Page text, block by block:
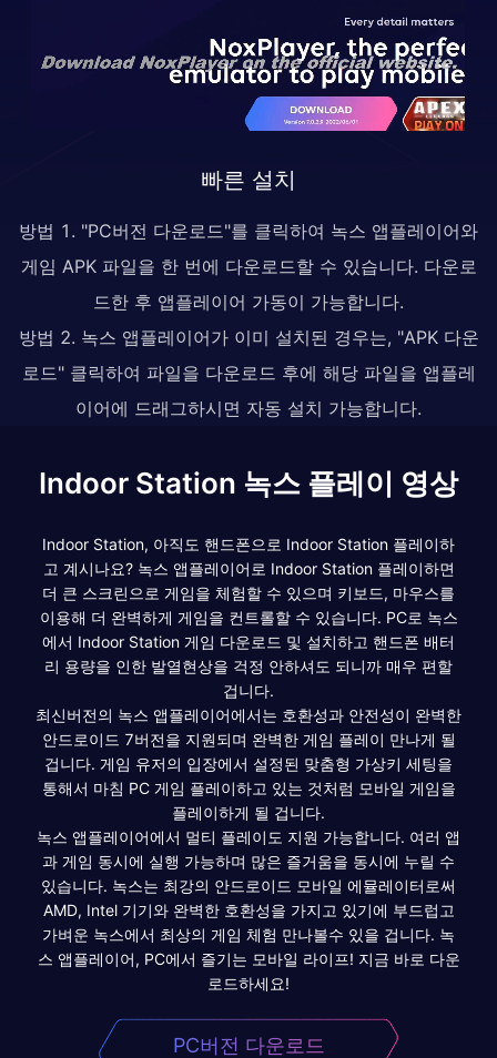
빠른 설치
방법 1. "PC버전 다운로드"를 클릭하여 녹스 앱플레이어와
게임 APK 파일을 한 번에 다운로드할 수 있습니다. 다운로
드한 후 앱플레이어 가동이 가능합니다.
방법 2. 녹스 앱플레이어가 이미 설치된 경우는, "APK 다운
로드" 클릭하여 파일을 다운로드 후에 해당 파일을 앱플레
이어에 드래그하시면 자동 설치 가능합니다.
Indoor Station 녹스 플레이 영상
Indoor Station, 아직도 핸드폰으로 Indoor Station 플레이하
고 계시나요? 녹스 앱플레이어로 Indoor Station 플레이하면
더 큰 스크린으로 게임을 체험할 수 있으며 키보드, 마우스를
이용해 더 완벽하게 게임을 컨트롤할 수 있습니다. PC로 녹스
에서 Indoor Station 게임 다운로드 및 설치하고 핸드폰 배터
리 용량을 인한 발열현상을 걱정 안하셔도 되니까 매우 편할
겁니다.
최신버전의 녹스 앱플레이어에서는 호환성과 안전성이 완벽한
안드로이드 7버전을 지원되며 완벽한 게임 플레이 만나게 될
겁니다. 게임 유저의 입장에서 설정된 맞춤형 가상키 세팅을
통해서 마침 PC 게임 플레이하고 있는 것처럼 모바일 게임을
플레이하게 될 겁니다.
녹스 앱플레이어에서 멀티 플레이도 지원 가능합니다. 여러 앱
과 게임 동시에 실행 가능하며 많은 즐거움을 동시에 누릴 수
있습니다. 녹스는 최강의 안드로이드 모바일 에뮬레이터로써
AMD, Intel 기기와 완벽한 호환성을 가지고 있기에 부드럽고
가벼운 녹스에서 최상의 게임 체험 만나볼수 있을 겁니다. 녹
스 앱플레이어, PC에서 즐기는 모바일 라이프! 지금 바로 다운
로드하세요!
PC버전 다운로드